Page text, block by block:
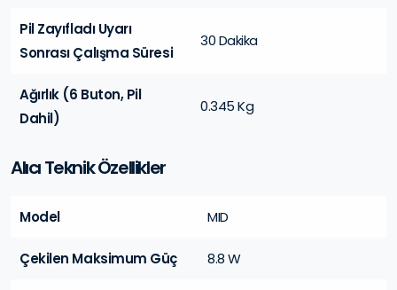
Pil Zayıfladı Uyarı
Sonrası Çalışma Süresi
30 Dakika
Ağırlık (6 Buton, Pil
Dahil)
0.345 Kg
Alıcı Teknik Özellikler
Model MID
Çekilen Maksimum Güç 8.8 W